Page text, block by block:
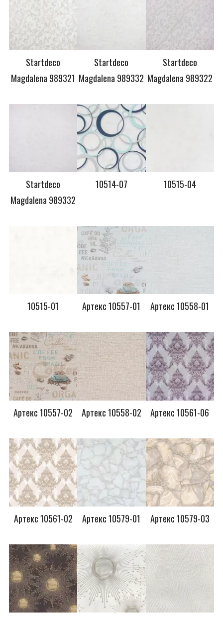
Startdeco
Magdalena 989321
Startdeco
Magdalena 989332
Startdeco
Magdalena 989322
Startdeco
Magdalena 989332
10514-07 10515-04
10515-01 Артекс 10557-01 Артекс 10558-01
Артекс 10557-02 Артекс 10558-02 Артекс 10561-06
Артекс 10561-02 Артекс 10579-01 Артекс 10579-03